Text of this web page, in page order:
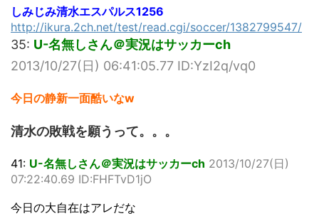
しみじみ清水エスパルス1256
http://ikura.2ch.net/test/read.cgi/soccer/1382799547/
35: U-名無しさん＠実況はサッカーch
2013/10/27(日) 06:41:05.77 ID:YzI2q/vq0
今日の静新一面酷いなw
清水の敗戦を願うって。。。
41: U-名無しさん＠実況はサッカーch 2013/10/27(日)
07:22:40.69 ID:FHFTvD1jO
今日の大自在はアレだな